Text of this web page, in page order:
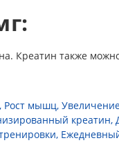
Креатин также
, Рост мышц,
креатин,
,